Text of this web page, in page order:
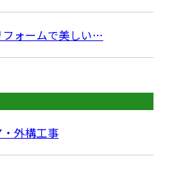
フォームで美しい…
外構工事